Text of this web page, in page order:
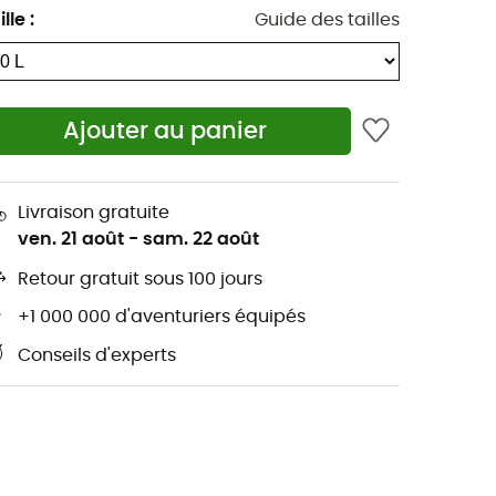
: Guide des tailles
Ajouter au panier
Livraison gratuite
ven. 21 août - sam. 22 août
Retour gratuit sous 100 jours
+1 000 000 d'aventuriers équipés
Conseils d'experts